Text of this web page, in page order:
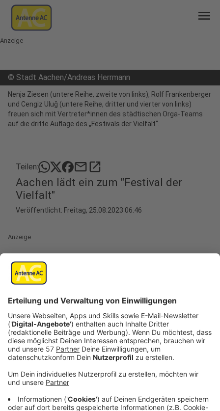
menu
Anzeige
© Stadt Aachen/Andreas Herrmann
Nenja Ziesen (untere Reihe, zweite von links), Rolf Frankenberger
und Cengiz Uluğ (untere Reihe, dritter und vierter von links)
freuen sich mit Vertreter*innen des städtischen Orga-Teams
auf die dritte Auflage des „Festivals der Vielfalt“.
Teilen: mailopen_in_new
Aachen lädt ein zum "Festival der
Vielfalt"
Veröffentlicht: Freitag, 25.08.2023 06:46
Anzeige
In Aachen jagt ein Festival das nächste...
Freitag bis Sonntag das "Festival der Vielfalt".
Dabei sollen - wie es heißt - die "facettenreiche
Stadtgesellschaft und das friedliche Zusammenleben
der Menschen in Aachen gefeiert und sichtbar
gemacht werden". Das mittlerweile dritte "Festival der
Vielfalt" steht unter dem Motto „Aachen lieben –
Vielfalt leben“.